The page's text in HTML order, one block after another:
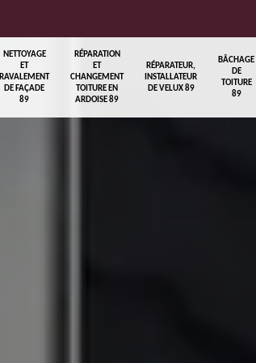
NETTOYAGE
ET
RAVALEMENT
DE FAÇADE
89
RÉPARATION
ET
CHANGEMENT
TOITURE EN
ARDOISE 89
RÉPARATEUR,
INSTALLATEUR
DE VELUX 89
BÂCHAGE
DE
TOITURE
89